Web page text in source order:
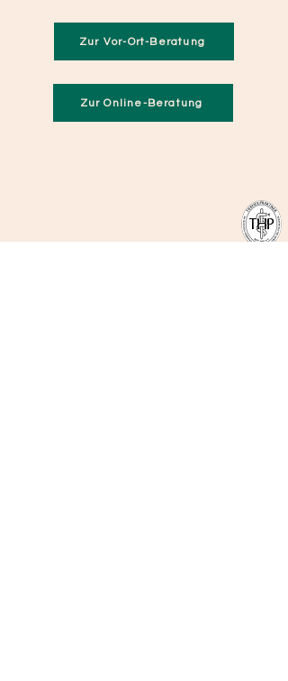
Zur Vor-Ort-Beratung
Zur Online-Beratung